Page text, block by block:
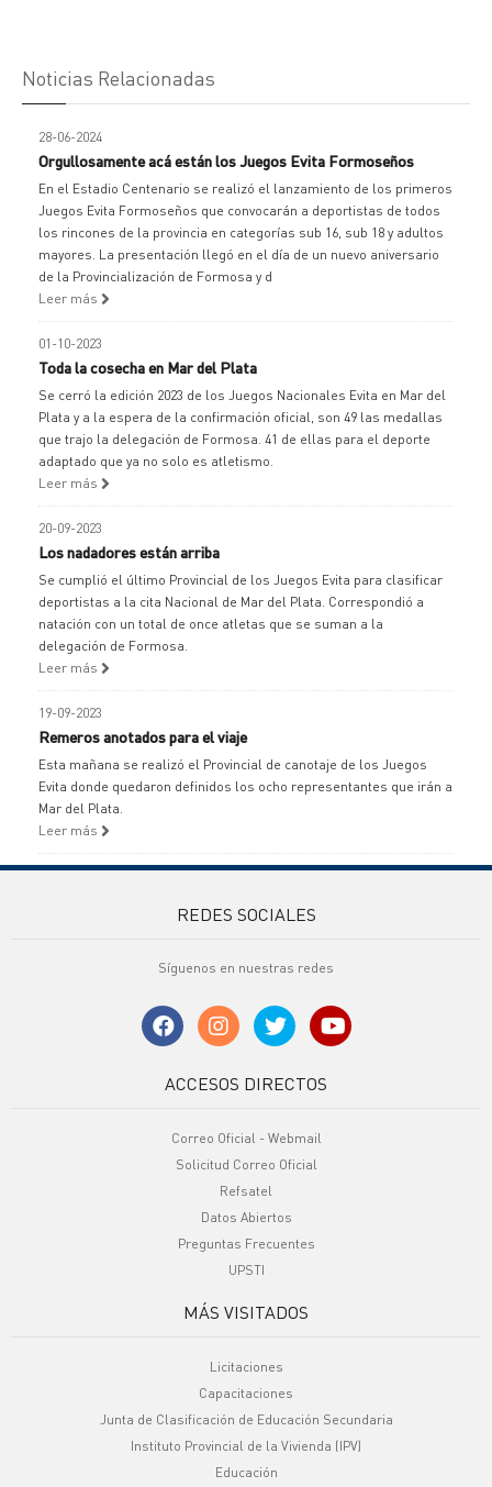
Noticias Relacionadas
28-06-2024
Orgullosamente acá están los Juegos Evita Formoseños
En el Estadio Centenario se realizó el lanzamiento de los primeros
Juegos Evita Formoseños que convocarán a deportistas de todos
los rincones de la provincia en categorías sub 16, sub 18 y adultos
mayores. La presentación llegó en el día de un nuevo aniversario
de la Provincialización de Formosa y d
Leer más
01-10-2023
Toda la cosecha en Mar del Plata
Se cerró la edición 2023 de los Juegos Nacionales Evita en Mar del
Plata y a la espera de la confirmación oficial, son 49 las medallas
que trajo la delegación de Formosa. 41 de ellas para el deporte
adaptado que ya no solo es atletismo.
Leer más
20-09-2023
Los nadadores están arriba
Se cumplió el último Provincial de los Juegos Evita para clasificar
deportistas a la cita Nacional de Mar del Plata. Correspondió a
natación con un total de once atletas que se suman a la
delegación de Formosa.
Leer más
19-09-2023
Remeros anotados para el viaje
Esta mañana se realizó el Provincial de canotaje de los Juegos
Evita donde quedaron definidos los ocho representantes que irán a
Mar del Plata.
Leer más
REDES SOCIALES
Síguenos en nuestras redes
ACCESOS DIRECTOS
Correo Oficial - Webmail
Solicitud Correo Oficial
Refsatel
Datos Abiertos
Preguntas Frecuentes
UPSTI
MÁS VISITADOS
Licitaciones
Capacitaciones
Junta de Clasificación de Educación Secundaria
Instituto Provincial de la Vivienda (IPV)
Educación